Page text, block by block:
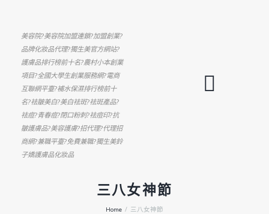
美容院?美容院加盟連鎖?加盟創業?
品牌化妝品代理?獨生美官方網站?
護膚品排行榜前十名?農村小本創業
項目?全國大學生創業服務網?電商
互聯網平臺?補水保濕排行榜前十
名?祛皺美白?美白祛斑?祛斑產品?
祛痘?青春痘?閉口粉刺?祛痘印?抗
皺護膚品?美容護膚?招代理?代理招
商網?兼職平臺?免費兼職?獨生美鈴
子嬌護膚品化妝品
三八女神節
Home 三八女神節